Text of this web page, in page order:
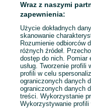
Mapa ministron
Popularne wyszukiwania
Wraz z naszymi
zapewnienia:
Użycie dokładnych
skanowanie
Rozumienie odbiorców
różnych źródeł.
dostęp do nich. Pomiar
usług. Tworzenie
profili w celu
ograniczonych danych
ograniczonych danych
treści. Wykorzystanie
Wykorzystywanie